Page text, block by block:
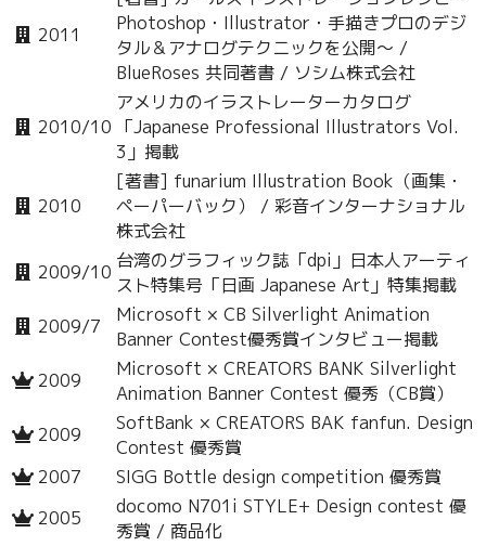
2011
Photoshop・Illustrator・手描きプロのデジ
タル＆アナログテクニックを公開～ /
BlueRoses 共同著書 / ソシム株式会社
2010/10
アメリカのイラストレーターカタログ
「Japanese Professional Illustrators Vol.
3」掲載
2010
[著書] funarium Illustration Book（画集・
ペーパーバック） / 彩音インターナショナル
株式会社
2009/10 台湾のグラフィック誌「dpi」日本人アーティ
スト特集号「日画 Japanese Art」特集掲載
2009/7
Microsoft × CB Silverlight Animation
Banner Contest優秀賞インタビュー掲載
2009
Microsoft × CREATORS BANK Silverlight
Animation Banner Contest 優秀（CB賞）
2009
SoftBank × CREATORS BAK fanfun. Design
Contest 優秀賞
2007
SIGG Bottle design competition 優秀賞
2005
docomo N701i STYLE+ Design contest 優
秀賞 / 商品化